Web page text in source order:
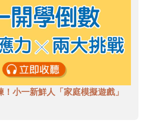
小一新鮮人「家庭模擬遊戲」